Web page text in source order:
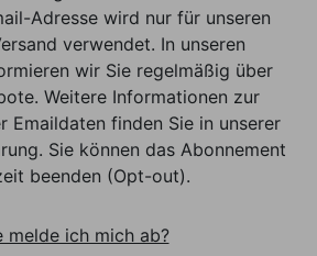
Adresse wird nur für unseren
verwendet. In unseren
wir Sie regelmäßig über
Weitere Informationen zur
Emaildaten finden Sie in unserer
Sie können das Abonnement
beenden (Opt-out).
melde ich mich ab?